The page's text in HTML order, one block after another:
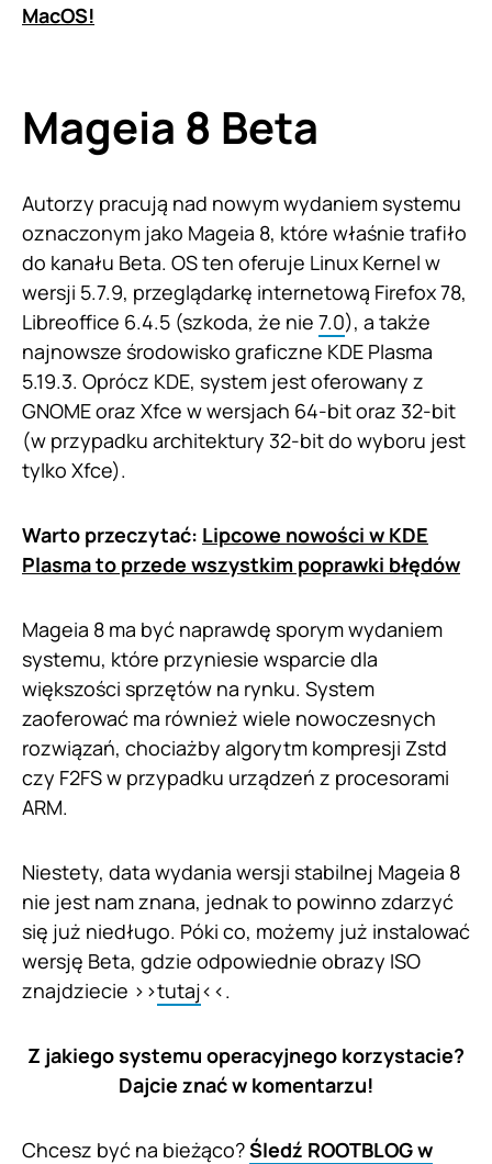
MacOS!
Mageia 8 Beta
Autorzy pracują nad nowym wydaniem systemu
oznaczonym jako Mageia 8, które właśnie trafiło
do kanału Beta. OS ten oferuje Linux Kernel w
wersji 5.7.9, przeglądarkę internetową Firefox 78,
Libreoffice 6.4.5 (szkoda, że nie 7.0), a także
najnowsze środowisko graficzne KDE Plasma
5.19.3. Oprócz KDE, system jest oferowany z
GNOME oraz Xfce w wersjach 64-bit oraz 32-bit
(w przypadku architektury 32-bit do wyboru jest
tylko Xfce).
Warto przeczytać: Lipcowe nowości w KDE
Plasma to przede wszystkim poprawki błędów
Mageia 8 ma być naprawdę sporym wydaniem
systemu, które przyniesie wsparcie dla
większości sprzętów na rynku. System
zaoferować ma również wiele nowoczesnych
rozwiązań, chociażby algorytm kompresji Zstd
czy F2FS w przypadku urządzeń z procesorami
ARM.
Niestety, data wydania wersji stabilnej Mageia 8
nie jest nam znana, jednak to powinno zdarzyć
się już niedługo. Póki co, możemy już instalować
wersję Beta, gdzie odpowiednie obrazy ISO
znajdziecie >>tutaj<<.
Z jakiego systemu operacyjnego korzystacie?
Dajcie znać w komentarzu!
Chcesz być na bieżąco?Śledź ROOTBLOG w